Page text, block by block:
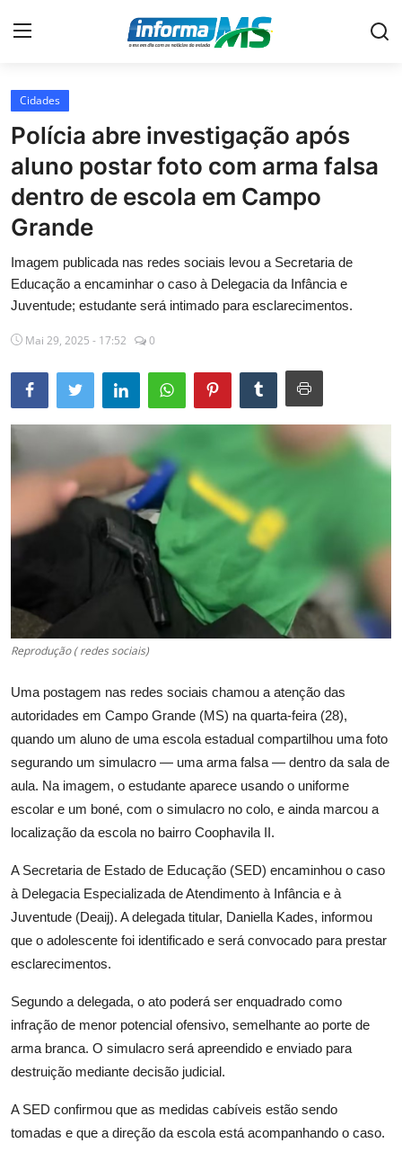
Home
Contato
Economia
Cidades
Política
Geral
Policial
Internacional
Fotos do Dia
Meio Ambiente
Cidades
Polícia abre investigação após
aluno postar foto com arma falsa
dentro de escola em Campo
Grande
Imagem publicada nas redes sociais levou a Secretaria de
Educação a encaminhar o caso à Delegacia da Infância e
Juventude; estudante será intimado para esclarecimentos.
Mai 29, 2025 - 17:52 0
Reprodução ( redes sociais)
Uma postagem nas redes sociais chamou a atenção das
autoridades em Campo Grande (MS) na quarta-feira (28),
quando um aluno de uma escola estadual compartilhou uma foto
segurando um simulacro — uma arma falsa — dentro da sala de
aula. Na imagem, o estudante aparece usando o uniforme
escolar e um boné, com o simulacro no colo, e ainda marcou a
localização da escola no bairro Coophavila II.
A Secretaria de Estado de Educação (SED) encaminhou o caso
à Delegacia Especializada de Atendimento à Infância e à
Juventude (Deaij). A delegada titular, Daniella Kades, informou
que o adolescente foi identificado e será convocado para prestar
esclarecimentos.
Segundo a delegada, o ato poderá ser enquadrado como
infração de menor potencial ofensivo, semelhante ao porte de
arma branca. O simulacro será apreendido e enviado para
destruição mediante decisão judicial.
A SED confirmou que as medidas cabíveis estão sendo
tomadas e que a direção da escola está acompanhando o caso.